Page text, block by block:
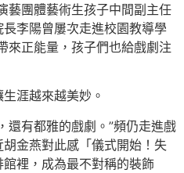
藝團體藝術生孩子中間副主任
李陽曾屢次走進校園教導學
來正能量，孩子們也給戲劇注
涯越來越美妙。
還有都雅的戲劇。”頻仍走進戲
金燕對此感「儀式開始！失
裡，成為最不對稱的裝飾